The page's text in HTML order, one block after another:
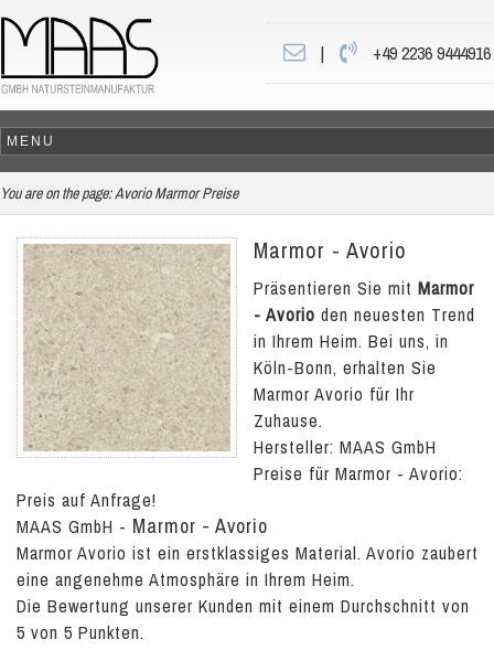
| +49 2236 9444916
You are on the page:Avorio Marmor Preise
Marmor - Avorio
Präsentieren Sie mit Marmor
- Avorio den neuesten Trend
in Ihrem Heim. Bei uns, in
Köln-Bonn, erhalten Sie
Marmor Avorio für Ihr
Zuhause.
Hersteller: MAAS GmbH
Preise für Marmor - Avorio:
Preis auf Anfrage!
MAAS GmbH - Marmor - Avorio
Marmor Avorio ist ein erstklassiges Material. Avorio zaubert
eine angenehme Atmosphäre in Ihrem Heim.
Die Bewertung unserer Kunden mit einem Durchschnitt von
5 von 5 Punkten.